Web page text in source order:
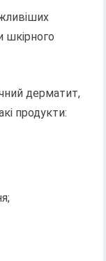
шкірного
дерматит,
продукти: